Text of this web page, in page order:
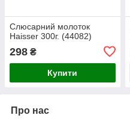
Слюсарний молоток
Haisser 300г. (44082)
298 ₴
Купити
Про нас